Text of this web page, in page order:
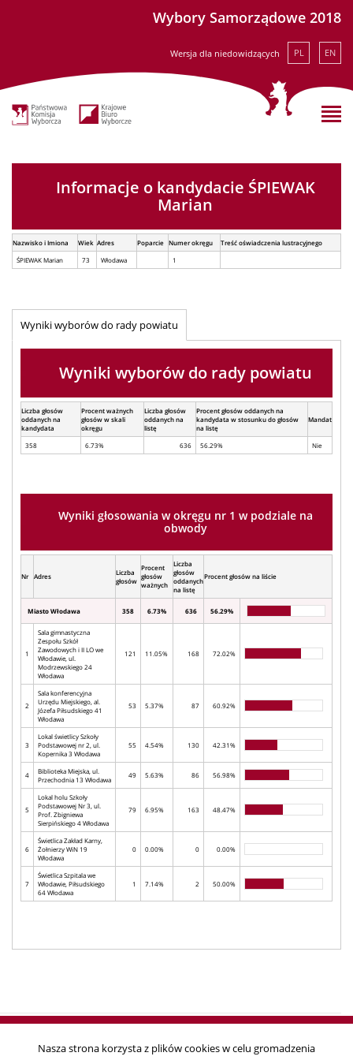
Wybory Samorządowe 2018
Wersja dla niedowidzących PL EN
Informacje o kandydacie ŚPIEWAK
Marian
Nazwisko i Imiona Wiek Adres Poparcie Numer okręgu
Treść oświadczenia lustracyjnego
ŚPIEWAK Marian
73 Włodawa 1
Wyniki wyborów do rady powiatu
Wyniki wyborów do rady powiatu
Liczba głosów
oddanych na
kandydata
Procent ważnych
głosów w skali
okręgu
Liczba głosów
oddanych na
listę
Procent głosów oddanych na
kandydata w stosunku do głosów
na listę
Mandat
358 6.73% 636 56.29% Nie
Wyniki głosowania w okręgu nr 1 w podziale na
obwody
Nr Adres
Liczba
głosów
Procent
głosów
ważnych
Liczba
głosów
oddanych
na listę
Procent głosów na liście
Miasto Włodawa 358 6.73% 636 56.29%
1
Sala gimnastyczna
Zespołu Szkół
Zawodowych i II LO we
Włodawie, ul.
Modrzewskiego 24
Włodawa
121 11.05% 168 72.02%
2
Sala konferencyjna
Urzędu Miejskiego, al.
Józefa Piłsudskiego 41
Włodawa
53 5.37% 87 60.92%
3
Lokal świetlicy Szkoły
Podstawowej nr 2, ul.
Kopernika 3 Włodawa
55 4.54% 130 42.31%
4
Biblioteka Miejska, ul.
Przechodnia 13 Włodawa
49 5.63% 86 56.98%
5
Lokal holu Szkoły
Podstawowej Nr 3, ul.
Prof. Zbigniewa
Sierpińskiego 4 Włodawa
79 6.95% 163 48.47%
6
Świetlica Zakład Karny,
Żołnierzy WiN 19
Włodawa
0 0.00% 0 0.00%
7
Świetlica Szpitala we
Włodawie, Piłsudskiego
64 Włodawa
1 7.14% 2 50.00%
Nasza strona korzysta z plików cookies w celu gromadzenia